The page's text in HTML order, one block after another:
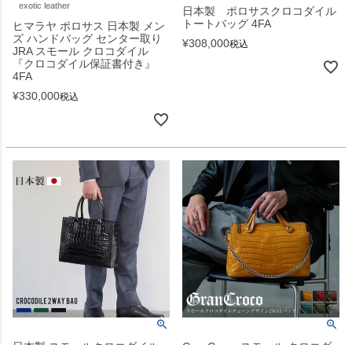
exotic leather
ヒマラヤ ポロサス 日本製 メン
ズ ハンドバッグ センター取り
JRA スモール クロコダイル
『クロコダイル保証書付き』
4FA
¥330,000税込
日本製 ポロサスクロコダイル
トートバッグ 4FA
¥308,000税込